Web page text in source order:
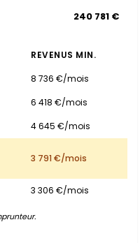
240 781 €
REVENUS MIN.
8 736 €/mois
6 418 €/mois
4 645 €/mois
3 791 €/mois
3 306 €/mois